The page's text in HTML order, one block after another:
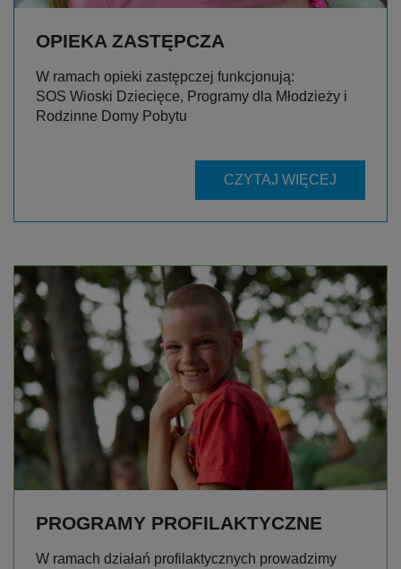
OPIEKA ZASTĘPCZA
W ramach opieki zastępczej funkcjonują:
SOS Wioski Dziecięce, Programy dla Młodzieży i
Rodzinne Domy Pobytu
CZYTAJ WIĘCEJ
PROGRAMY PROFILAKTYCZNE
W ramach działań profilaktycznych prowadzimy